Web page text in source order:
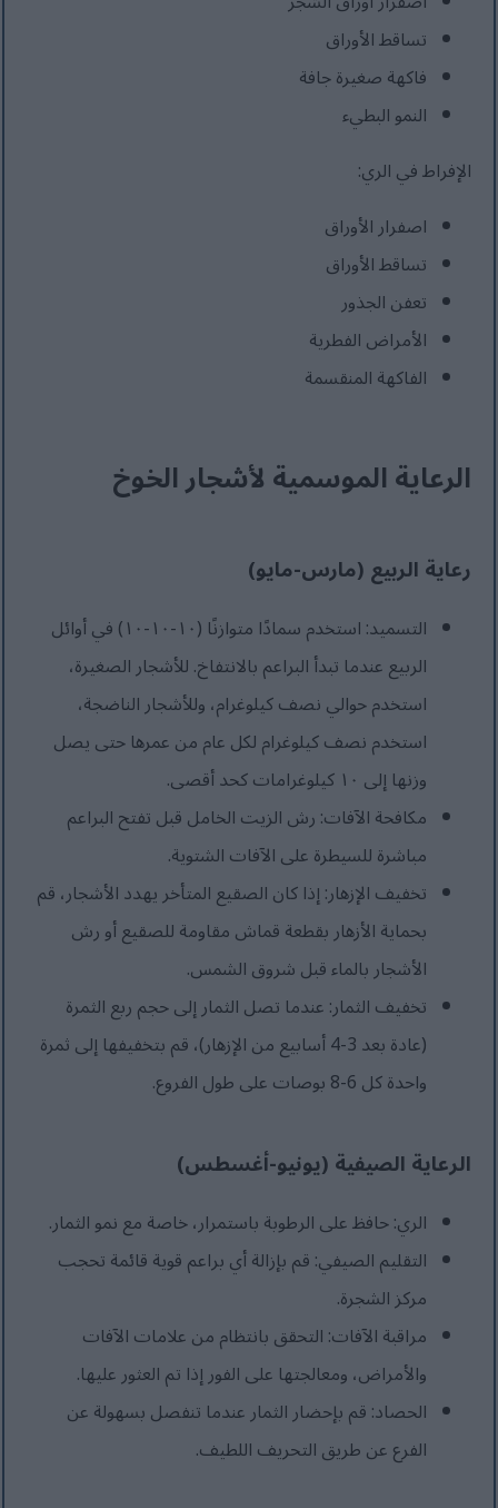
تساقط الأوراق
فاكهة صغيرة جافة
النمو البطيء
الإفراط في الري:
اصفرار الأوراق
تساقط الأوراق
تعفن الجذور
الأمراض الفطرية
الفاكهة المنقسمة
الرعاية الموسمية لأشجار الخوخ
رعاية الربيع (مارس-مايو)
التسميد: استخدم سمادًا متوازنًا (١٠-١٠-١٠) في أوائل
الربيع عندما تبدأ البراعم بالانتفاخ. للأشجار الصغيرة،
استخدم حوالي نصف كيلوغرام، وللأشجار الناضجة،
استخدم نصف كيلوغرام لكل عام من عمرها حتى يصل
وزنها إلى ١٠ كيلوغرامات كحد أقصى.
مكافحة الآفات: رش الزيت الخامل قبل تفتح البراعم
مباشرة للسيطرة على الآفات الشتوية.
تخفيف الإزهار: إذا كان الصقيع المتأخر يهدد الأشجار، قم
بحماية الأزهار بقطعة قماش مقاومة للصقيع أو رش
الأشجار بالماء قبل شروق الشمس.
تخفيف الثمار: عندما تصل الثمار إلى حجم ربع الثمرة
(عادة بعد 3-4 أسابيع من الإزهار)، قم بتخفيفها إلى ثمرة
واحدة كل 6-8 بوصات على طول الفروع.
الرعاية الصيفية (يونيو-أغسطس)
الري: حافظ على الرطوبة باستمرار، خاصة مع نمو الثمار.
التقليم الصيفي: قم بإزالة أي براعم قوية قائمة تحجب
مركز الشجرة.
مراقبة الآفات: التحقق بانتظام من علامات الآفات
والأمراض، ومعالجتها على الفور إذا تم العثور عليها.
الحصاد: قم بإحضار الثمار عندما تنفصل بسهولة عن
الفرع عن طريق التحريف اللطيف.